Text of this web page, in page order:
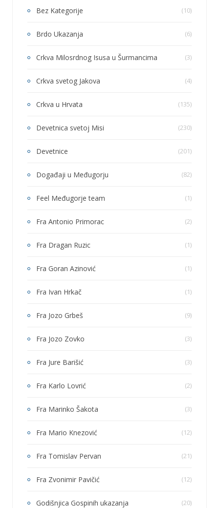
Bez Kategorije (10)
Brdo Ukazanja (6)
Crkva Milosrdnog Isusa u Šurmancima (3)
Crkva svetog Jakova (4)
Crkva u Hrvata (135)
Devetnica svetoj Misi (230)
Devetnice (201)
Događaji u Međugorju (82)
Feel Međugorje team (1)
Fra Antonio Primorac (2)
Fra Dragan Ruzic (1)
Fra Goran Azinović (1)
Fra Ivan Hrkač (1)
Fra Jozo Grbeš (9)
Fra Jozo Zovko (3)
Fra Jure Barišić (3)
Fra Karlo Lovrić (2)
Fra Marinko Šakota (3)
Fra Mario Knezović (12)
Fra Tomislav Pervan (21)
Fra Zvonimir Pavičić (12)
Godišnjica Gospinih ukazanja (20)